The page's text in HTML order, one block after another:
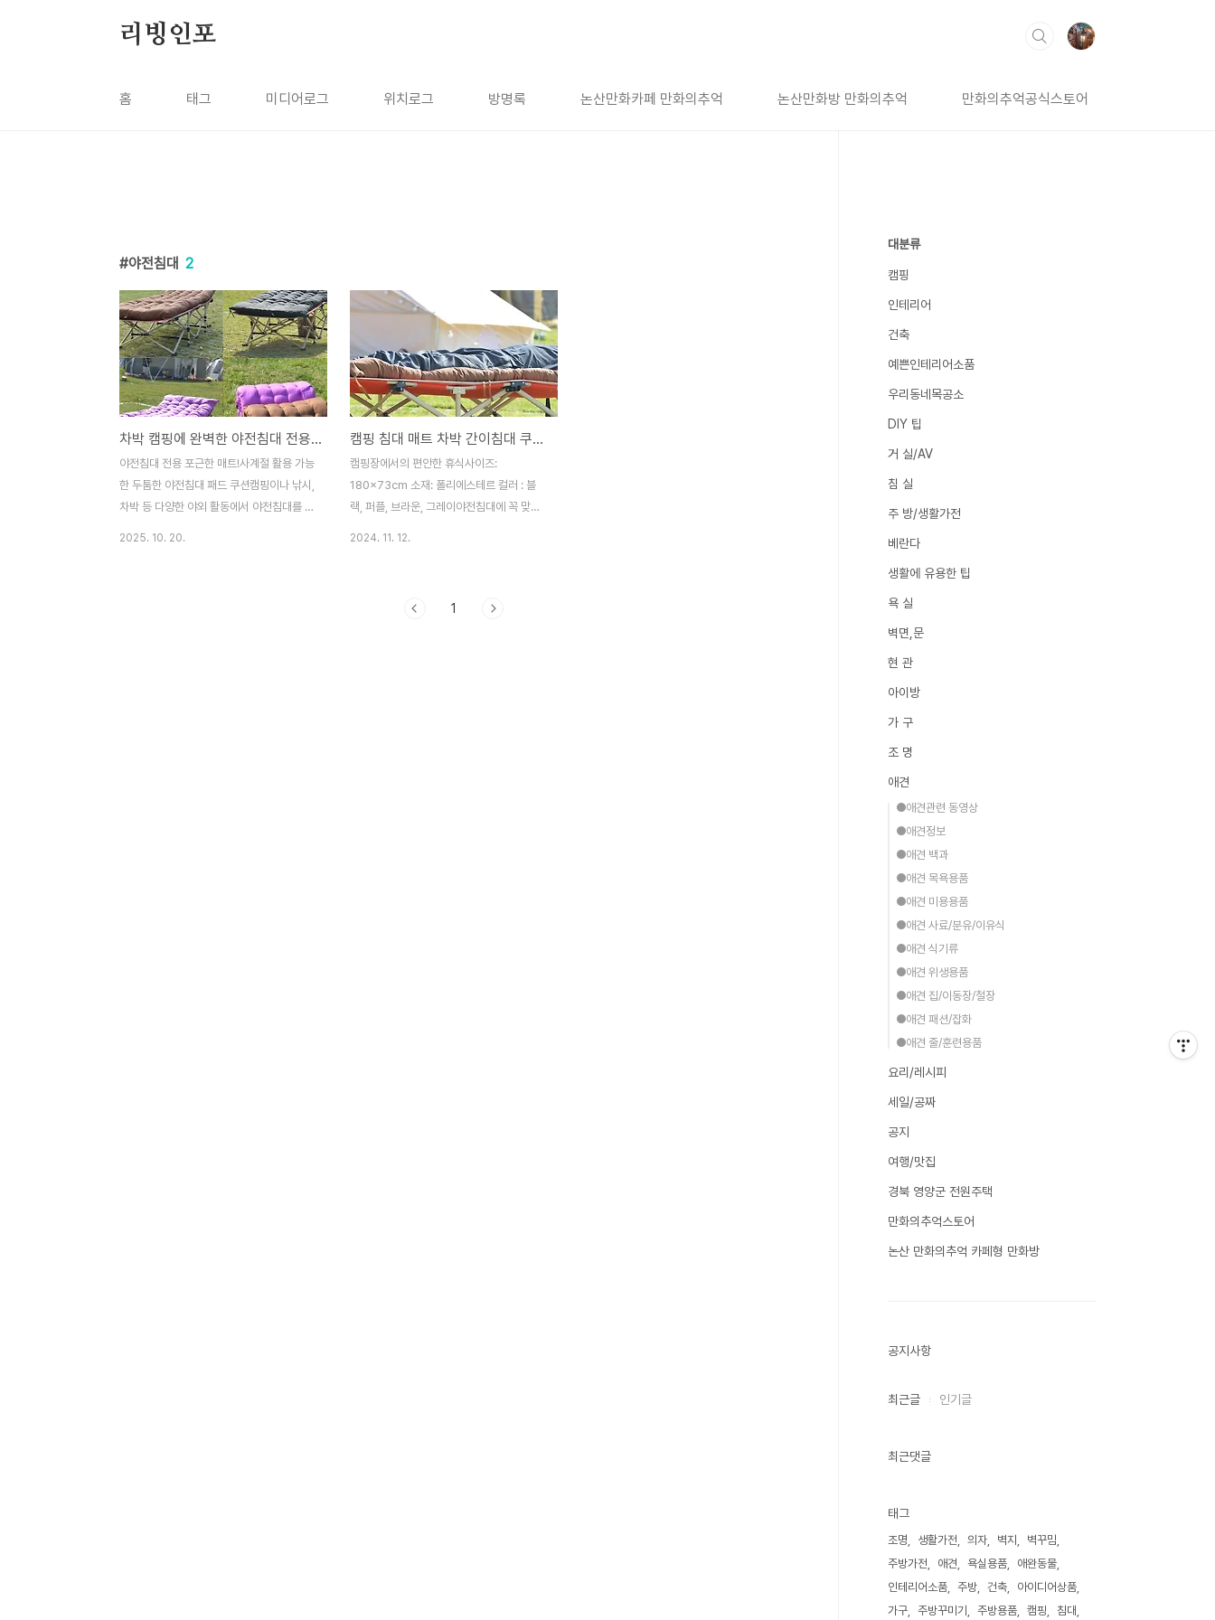
리빙인포
홈 태그 미디어로그 위치로그 방명록 논산만화카페 만화의추억 논산만화방 만화의추억 만화의추억공식스토어
야전침대 2
차박 캠핑에 완벽한 야전침대 전용 패드 180×73cm
야전침대 전용 포근한 매트!사계절 활용 가능
한 두툼한 야전침대 패드 쿠션캠핑이나 낚시,
차박 등 다양한 야외 활동에서 야전침대를 많
2025. 10. 20.
캠핑 침대 매트 차박 간이침대 쿠션 매트리스
캠핑장에서의 편안한 휴식사이즈:
180×73cm 소재: 폴리에스테르 컬러 : 블
랙, 퍼플, 브라운, 그레이야전침대에 꼭 맞
대 토퍼 차박용 캠핑 야전침대 매트 야전매
2024. 11. 12.
1
대분류
캠핑
인테리어
건축
예쁜인테리어소품
우리동네목공소
DIY 팁
거 실/AV
침 실
주 방/생활가전
베란다
생활에 유용한 팁
욕 실
벽면,문
현 관
아이방
가 구
조 명
애견
●애견관련 동영상
●애견정보
●애견 백과
●애견 목욕용품
●애견 미용용품
●애견 사료/분유/이유식
●애견 식기류
●애견 위생용품
●애견 집/이동장/철장
●애견 패션/잡화
●애견 줄/훈련용품
요리/레시피
세일/공짜
공지
여행/맛집
경북 영양군 전원주택
만화의추억스토어
논산 만화의추억 카페형 만화방
공지사항
최근글 인기글
최근댓글
태그
조명 생활가전 의자 벽지
벽꾸밈
주방가전
애견 욕실용품
애완동물
인테리어소품
주방 건축
아이디어상품
가구
주방꾸미기 주방용품 캠핑
침대